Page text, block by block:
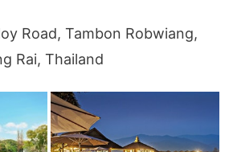
Road, Tambon Robwiang,
Rai, Thailand